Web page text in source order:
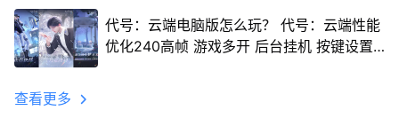
代号：云端电脑版怎么玩？ 代号：云端性能
优化240高帧 游戏多开 后台挂机 按键设置
查看更多